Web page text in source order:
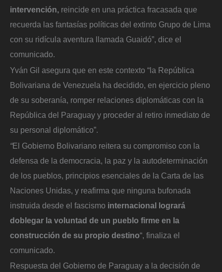
intervención, reincide en una práctica fracasada que
recuerda las fantasías políticas del extinto Grupo de Lima
con su ridícula aventura llamada Guaidó”, dice el
comunicado.
Yván Gil asegura que en este contexto “la República
Bolivariana de Venezuela ha decidido, en ejercicio pleno
de su soberanía, romper relaciones diplomáticas con la
República del Paraguay y proceder al retiro inmediato de
su personal diplomático”.
“El Gobierno Bolivariano reitera su compromiso con la
defensa de la democracia, la paz y la autodeterminación
de los pueblos, principios esenciales de la Carta de las
Naciones Unidas, y reafirma que ninguna bufonada
instruida desde el fascismo internacional logrará
doblegar la voluntad de un pueblo firme en la
construcción de su propio destino“, finaliza el
comunicado.
Respuesta del Gobierno de Paraguay a la decisión de